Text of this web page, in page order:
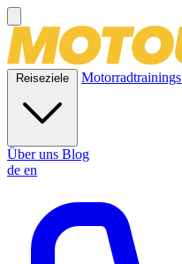
Reiseziele Motorradtrainings
Über uns Blog
de en